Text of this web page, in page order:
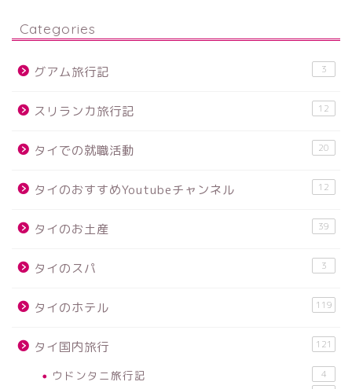
Categories
グアム旅行記 3
スリランカ旅行記 12
タイでの就職活動 20
タイのおすすめYoutubeチャンネル 12
タイのお土産 39
タイのスパ 3
タイのホテル 119
タイ国内旅行 121
ウドンタニ旅行記 4